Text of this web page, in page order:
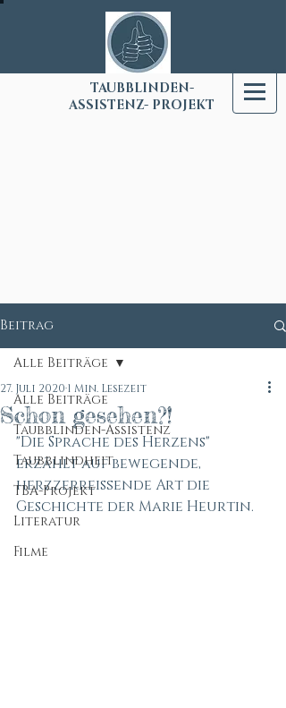
TAUBBLINDEN-
ASSISTENZ- PROJEKT
Beitrag
Alle Beiträge
Taubblinden-Assistenz
Taubblindheit
TBA-Projekt
Literatur
Filme
Alle Beiträge
Schon gesehen?!
27. Juli 2020 1 Min. Lesezeit
"Die Sprache des Herzens"
erzählt auf bewegende,
herzzerreißende Art die
Geschichte der Marie Heurtin.